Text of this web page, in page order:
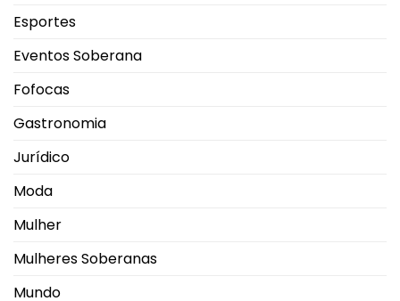
Esportes
Eventos Soberana
Fofocas
Gastronomia
Jurídico
Moda
Mulher
Mulheres Soberanas
Mundo